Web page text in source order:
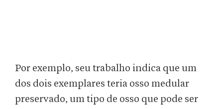
Por exemplo, seu trabalho indica que um
dos dois exemplares teria osso medular
preservado, um tipo de osso que pode ser